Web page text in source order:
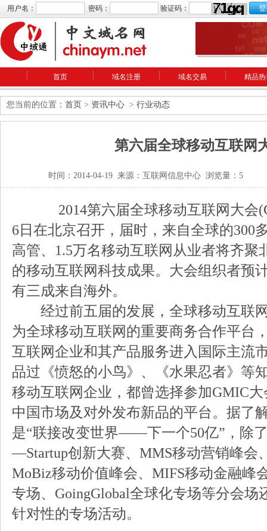
用户名： 密码： 验证码：
首页 域名注册 域名交易 精品
您当前的位置： 首页 > 资讯中心 > 行业动态
第六届全球移动互联网
时间：2014-04-19 来源：互联网信息中心 浏览量：5
2014第六届全球移动互联网大会
6日在北京召开，届时，来自全球的300
高管、1.5万名移动互联网从业者将齐聚
的移动互联网科技成果。大会组织者预
有三成来自海外。
经过前五届的发展，全球移动互联
为全球移动互联网的重要商务合作平台
互联网企业和其产品服务进入国际主流
品过《愤怒的小鸟》、《水果忍者》等
移动互联网企业，都曾选择参加GMIC
中国市场及对外发布新品的平台。据了
是“联接改变世界——下一个50亿”，除
—Startup创新大赛、MMS移动营销峰会
MoBiz移动价值峰会、MIFS移动金融峰
专场、GoingGlobal全球化专场等分会场
针对性的专场活动。